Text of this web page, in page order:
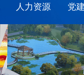
人力资源 党